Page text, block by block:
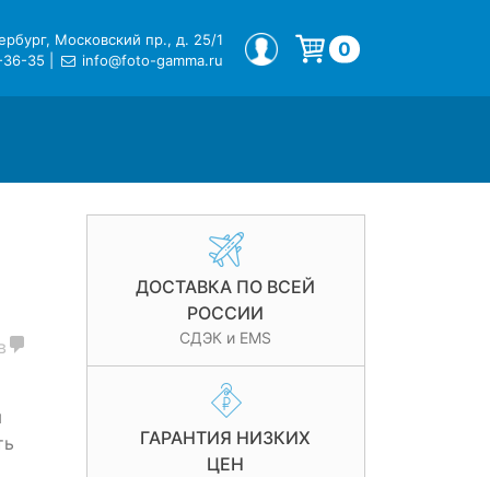
Московский пр., д. 25/1
36-35
info@foto-gamma.ru
МОЙ ПРОФИЛЬ 0
ДОСТАВКА ПО ВСЕЙ
РОССИИ
СДЭК и EMS
ГАРАНТИЯ НИЗКИХ
ЦЕН